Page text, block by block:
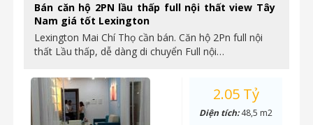
Bán căn hộ 2PN lầu thấp full nội thất view Tây
Nam giá tốt Lexington
Lexington Mai Chí Thọ cần bán. Căn hộ 2Pn full nội
thất Lầu thấp, dễ dàng di chuyển Full nội…
2.05 Tỷ
Diện tích:48,5 m2